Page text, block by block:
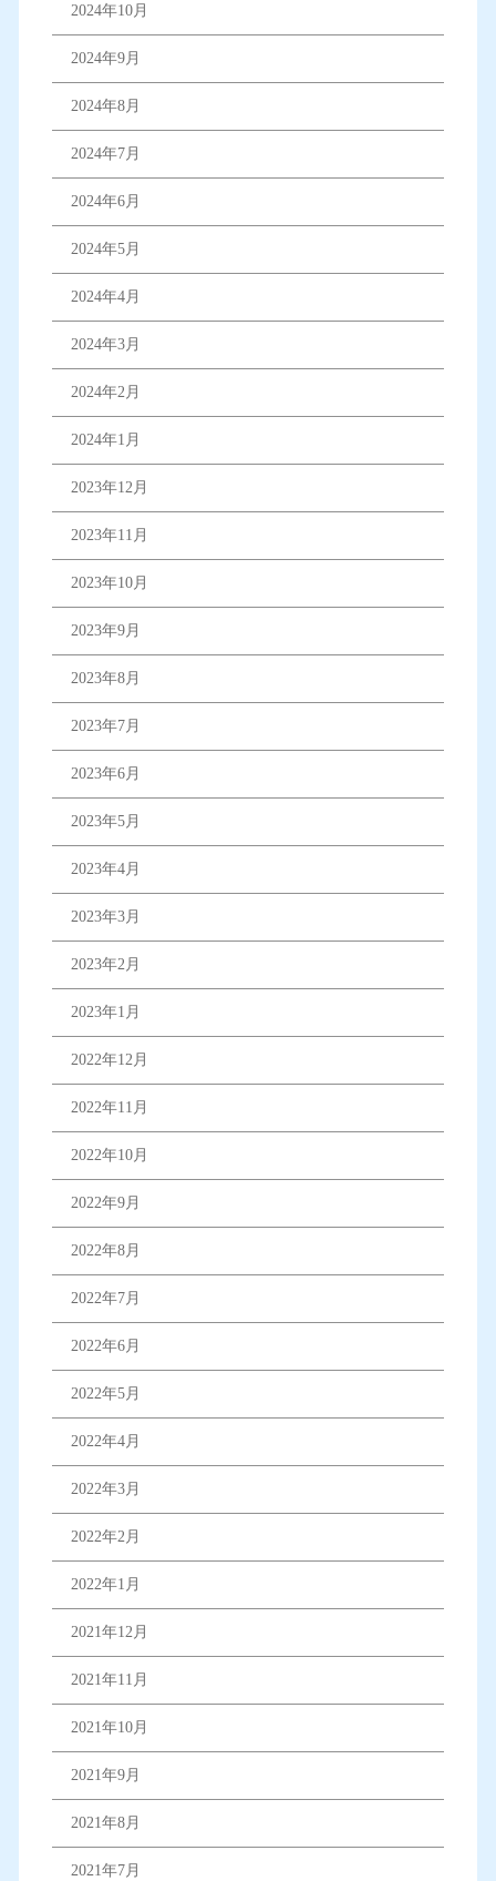
2024年10月
2024年9月
2024年8月
2024年7月
2024年6月
2024年5月
2024年4月
2024年3月
2024年2月
2024年1月
2023年12月
2023年11月
2023年10月
2023年9月
2023年8月
2023年7月
2023年6月
2023年5月
2023年4月
2023年3月
2023年2月
2023年1月
2022年12月
2022年11月
2022年10月
2022年9月
2022年8月
2022年7月
2022年6月
2022年5月
2022年4月
2022年3月
2022年2月
2022年1月
2021年12月
2021年11月
2021年10月
2021年9月
2021年8月
2021年7月